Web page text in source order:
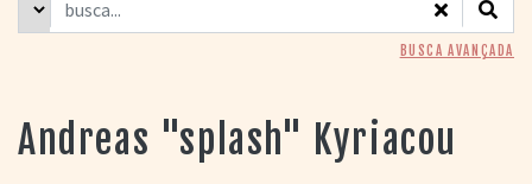
> PREÇOS E
DESCONTOS
PORTAL DO
CINEMA GAÚCHO
BUSCA AVANÇADA
Andreas "splash" Kyriacou